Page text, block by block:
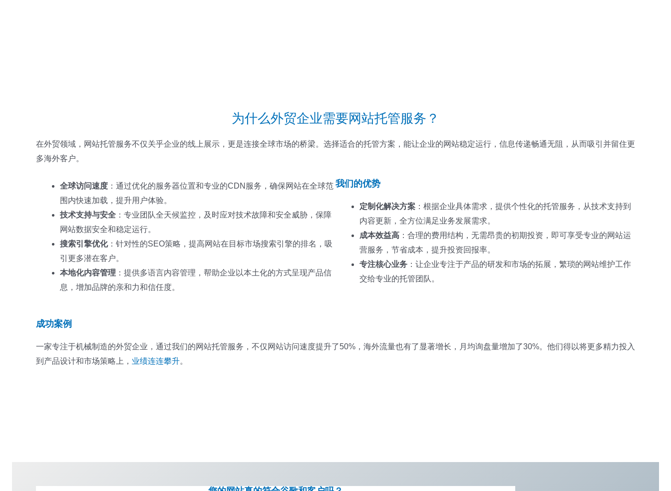
为什么外贸企业需要网站托管服务？
在外贸领域，网站托管服务不仅关乎企业的线上展示，更是连接全球市场的桥梁。选择适合的托管方案，能让企业的网站稳定运行，信息传递畅通无阻，从而吸引并留住更
多海外客户。
全球访问速度 ：通过优化的服务器位置和专业的CDN服务，确保网站在全球范
围内快速加载，提升用户体验。
技术支持与安全 ：专业团队全天候监控，及时应对技术故障和安全威胁，保障
网站数据安全和稳定运行。
搜索引擎优化：针对性的SEO策略，提高网站在目标市场搜索引擎的排名，吸
引更多潜在客户。
本地化内容管理 ：提供多语言内容管理，帮助企业以本土化的方式呈现产品信
息，增加品牌的亲和力和信任度。
我们的优势
定制化解决方案 ：根据企业具体需求，提供个性化的托管服务，从技术支持到
内容更新，全方位满足业务发展需求。
成本效益高 ：合理的费用结构，无需昂贵的初期投资，即可享受专业的网站运
营服务，节省成本，提升投资回报率。
专注核心业务 ：让企业专注于产品的研发和市场的拓展，繁琐的网站维护工作
交给专业的托管团队。
成功案例
一家专注于机械制造的外贸企业，通过我们的网站托管服务，不仅网站访问速度提升了50%，海外流量也有了显著增长，月均询盘量增加了30%。他们得以将更多精力投入
到产品设计和市场策略上， 业绩连连攀升。